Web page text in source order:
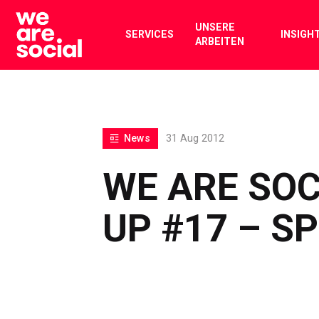
Skip
content
SERVICES
UNSERE
ARBEITEN
WE ARE
UP #17 –
News 31 Aug 2012